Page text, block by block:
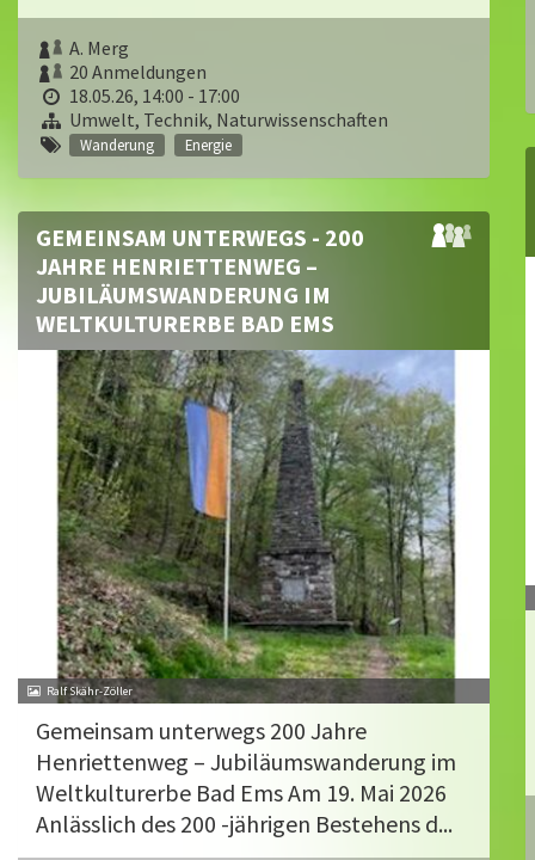
A. Merg
20 Anmeldungen
18.05.26, 14:00 - 17:00
Umwelt, Technik, Naturwissenschaften
Wanderung Energie
GEMEINSAM UNTERWEGS - 200
JAHRE HENRIETTENWEG –
JUBILÄUMSWANDERUNG IM
WELTKULTURERBE BAD EMS
Ralf Skähr-Zöller
Gemeinsam unterwegs 200 Jahre
Henriettenweg – Jubiläumswanderung im
Weltkulturerbe Bad Ems Am 19. Mai 2026
Anlässlich des 200 -jährigen Bestehens d...